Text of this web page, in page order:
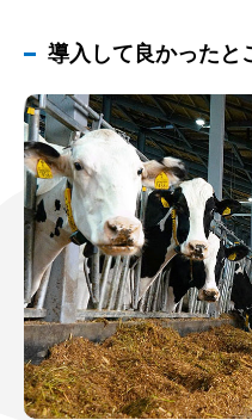
導入して良かったと